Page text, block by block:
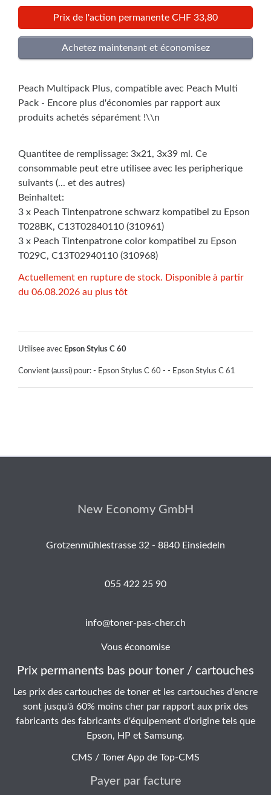
Prix de l'action permanente CHF 33,80
Peach Multipack Plus, compatible avec Peach Multi
Pack - Encore plus d'économies par rapport aux
produits achetés séparément !\\n
Quantitee de remplissage: 3x21, 3x39 ml. Ce
consommable peut etre utilisee avec les peripherique
suivants (... et des autres)
Beinhaltet:
3 x Peach Tintenpatrone schwarz kompatibel zu Epson
T028BK, C13T02840110 (310961)
3 x Peach Tintenpatrone color kompatibel zu Epson
T029C, C13T02940110 (310968)
Actuellement en rupture de stock. Disponible à partir
du 06.08.2026 au plus tôt
Utilisee avec Epson Stylus C 60
Convient (aussi) pour: - Epson Stylus C 60 - - Epson Stylus C 61
New Economy GmbH
Grotzenmühlestrasse 32 - 8840 Einsiedeln
055 422 25 90
info@toner-pas-cher.ch
Vous économise
Prix permanents bas pour toner / cartouches
Les prix des cartouches de toner et les cartouches d'encre
sont jusqu'à 60% moins cher par rapport aux prix des
fabricants des fabricants d'équipement d'origine tels que
Epson, HP et Samsung.
CMS / Toner App de Top-CMS
Payer par facture